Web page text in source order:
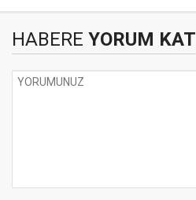
HABERE YORUM KAT